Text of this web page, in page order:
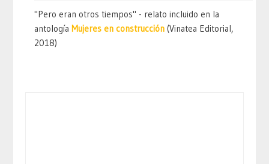
"Pero eran otros tiempos" - relato incluido en la
antologíaMujeres en construcción (Vinatea Editorial,
2018)